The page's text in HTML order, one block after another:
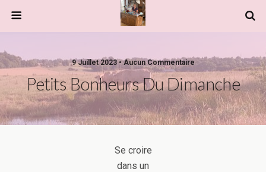
9 Juillet 2023 • Aucun Commentaire
Petits Bonheurs Du Dimanche
Se croire
dans un